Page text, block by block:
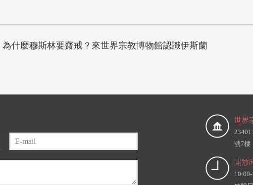
什麼穆斯林要齋戒？來世界宗教博物館認識伊斯蘭
世界
號7樓
開放